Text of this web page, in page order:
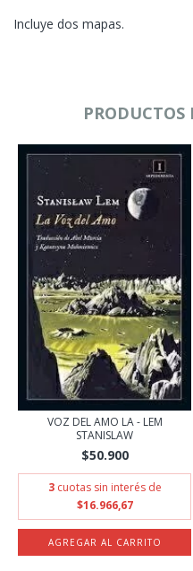
Incluye dos mapas.
PRODUCTOS
VOZ DEL AMO LA - LEM
STANISLAW
$50.900
3 cuotas sin interés de
$16.966,67